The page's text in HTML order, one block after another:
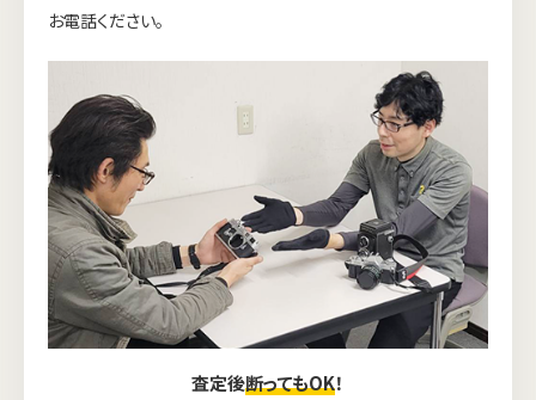
お電話ください。
査定後断ってもOK！